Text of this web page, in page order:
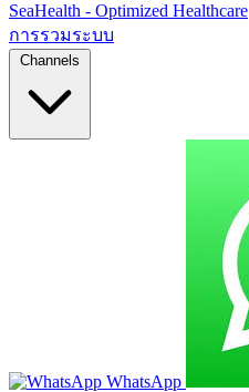
SeaHealth - Optimized Healthcare
การรวมระบบ
Channels
WhatsApp